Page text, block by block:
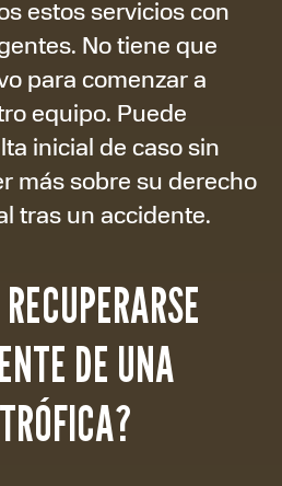
estos servicios con
No tiene que
para comenzar a
equipo. Puede
inicial de caso sin
más sobre su derecho
tras un accidente.
DE UNA